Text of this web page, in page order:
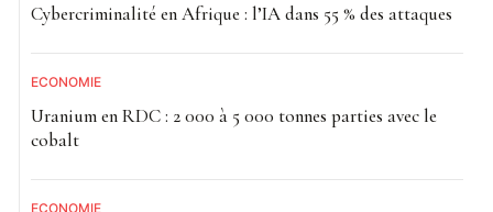
Cybercriminalité en Afrique : l’IA dans 55 % des attaques
ECONOMIE
Uranium en RDC : 2 000 à 5 000 tonnes parties avec le
cobalt
ECONOMIE